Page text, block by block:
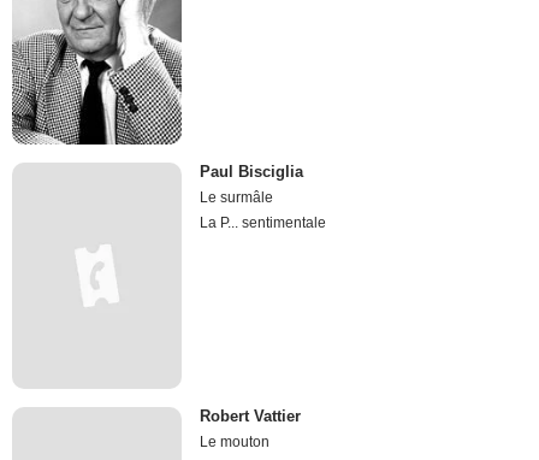
Paul Bisciglia
Le surmâle
La P... sentimentale
Robert Vattier
Le mouton